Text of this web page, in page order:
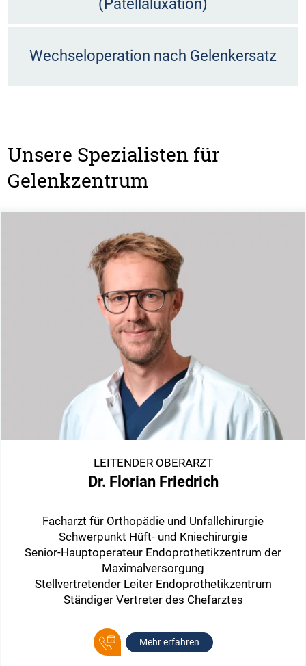
(Patellaluxation)
Wechseloperation nach Gelenkersatz
Unsere Spezialisten für
Gelenkzentrum
LEITENDER OBERARZT
Dr. Florian Friedrich
Facharzt für Orthopädie und Unfallchirurgie
Schwerpunkt Hüft- und Kniechirurgie
Senior-Hauptoperateur Endoprothetikzentrum der
Maximalversorgung
Stellvertretender Leiter Endoprothetikzentrum
Ständiger Vertreter des Chefarztes
Mehr erfahren